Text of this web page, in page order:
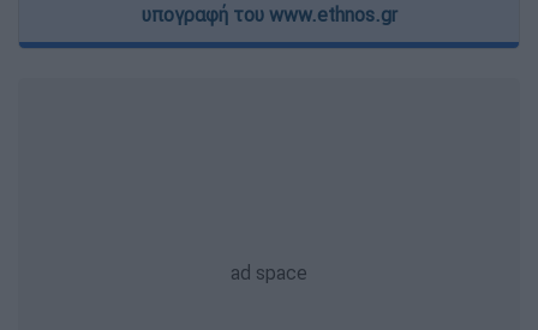
υπογραφή του www.ethnos.gr